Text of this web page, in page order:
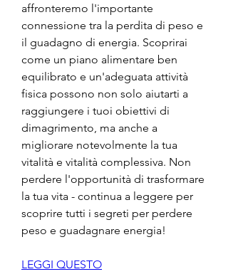
affronteremo l'importante
connessione tra la perdita di peso e
il guadagno di energia. Scoprirai
come un piano alimentare ben
equilibrato e un'adeguata attività
fisica possono non solo aiutarti a
raggiungere i tuoi obiettivi di
dimagrimento, ma anche a
migliorare notevolmente la tua
vitalità e vitalità complessiva. Non
perdere l'opportunità di trasformare
la tua vita - continua a leggere per
scoprire tutti i segreti per perdere
peso e guadagnare energia!
LEGGI QUESTO